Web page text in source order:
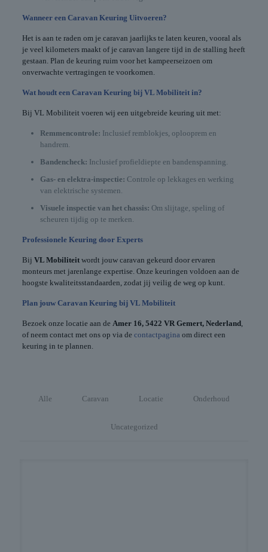
Wanneer een Caravan Keuring Uitvoeren?
Het is aan te raden om je caravan jaarlijks te laten keuren, vooral als
je veel kilometers maakt of je caravan langere tijd in de stalling heeft
gestaan. Plan de keuring ruim voor het kampeerseizoen om
onverwachte vertragingen te voorkomen.
Wat houdt een Caravan Keuring bij VL Mobiliteit in?
Bij VL Mobiliteit voeren wij een uitgebreide keuring uit met:
Remmencontrole: Inclusief remblokjes, oplooprem en
handrem.
Bandencheck: Inclusief profieldiepte en bandenspanning.
Gas- en elektra-inspectie: Controle op lekkages en werking
van elektrische systemen.
Visuele inspectie van het chassis: Om slijtage, speling of
scheuren tijdig op te merken.
Professionele Keuring door Experts
Bij VL Mobiliteitwordt jouw caravan gekeurd door ervaren
monteurs met jarenlange expertise. Onze keuringen voldoen aan de
hoogste kwaliteitsstandaarden, zodat jij veilig de weg op kunt.
Plan jouw Caravan Keuring bij VL Mobiliteit
Bezoek onze locatie aan de Amer 16, 5422 VR Gemert, Nederland,
of neem contact met ons op via de contactpagina om direct een
keuring in te plannen.
Alle Caravan Locatie Onderhoud
Uncategorized